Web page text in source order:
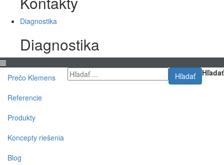
Diagnostika
Diagnostika
Hľadať
Hľadať
Prečo Klemens
Referencie
Produkty
Koncepty riešenia
Blog